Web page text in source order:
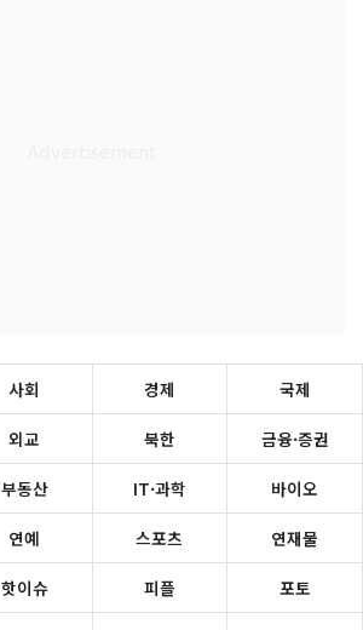
사회 경제 국제
외교 북한 금융·증권
부동산 IT·과학 바이오
연예 스포츠 연재물
핫이슈 피플 포토